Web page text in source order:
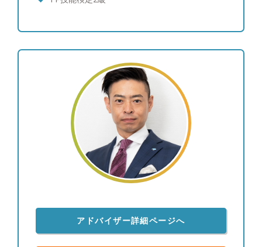
支える関係性が前提になります。その点わたしたち
あり、自分がお客様と共有した資産運用のゴールを
将来共に迎えることが出来ます。ぜひ一緒に安心の
未来に向けて歩んでいきましょう。 ●プライベート
について ・兵庫県出身。昭和６１年９月１３日生
まれ。 ・モチベーションの向上と健康を考え、休
日と可能な限り平日の朝、起床してから30分以内に
ランニングに出掛け、気持ちの良い空気と太陽を浴
びることでリフレッシュしております。起床してす
ぐに日光を浴びることは心の健康にも非常に良い効
全員で食卓を囲む事ができるようになり、週末の金
曜日には外食に出かけるなど、休日だけでなく平日
も充実した日々を過ごしております。家族との会話
アドバイザー詳細ページへ